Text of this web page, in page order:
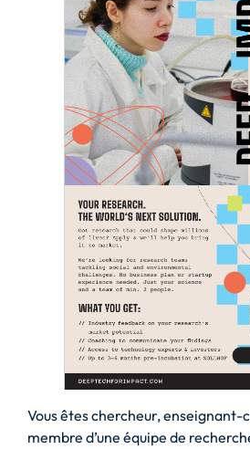
Vous êtes chercheur, enseignant-
membre d’une équipe de